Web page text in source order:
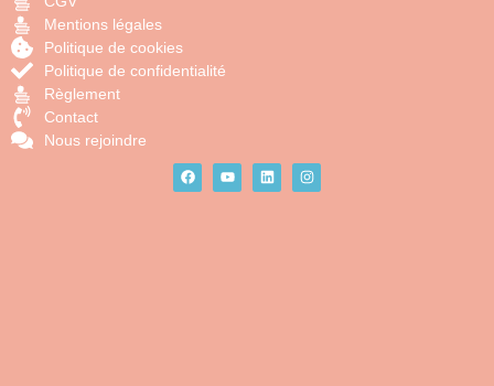
Mentions légales
Politique de cookies
Politique de confidentialité
Règlement
Contact
Nous rejoindre